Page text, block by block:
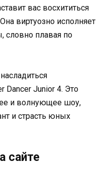
вас восхититься
виртуозно исполняет
плавая по
Dancer Junior 4. Это
и волнующее шоу,
и страсть юных
сайте